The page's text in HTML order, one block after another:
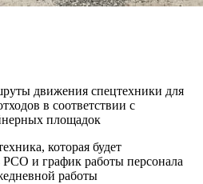
движения спецтехники для
в соответствии с
площадок
которая будет
РСО и график работы персонала
работы